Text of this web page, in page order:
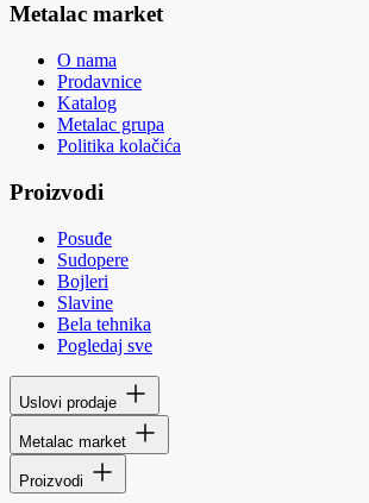
Metalac market
O nama
Prodavnice
Katalog
Metalac grupa
Politika kolačića
Proizvodi
Posuđe
Sudopere
Bojleri
Slavine
Bela tehnika
Pogledaj sve
Uslovi prodaje
Metalac market
Proizvodi